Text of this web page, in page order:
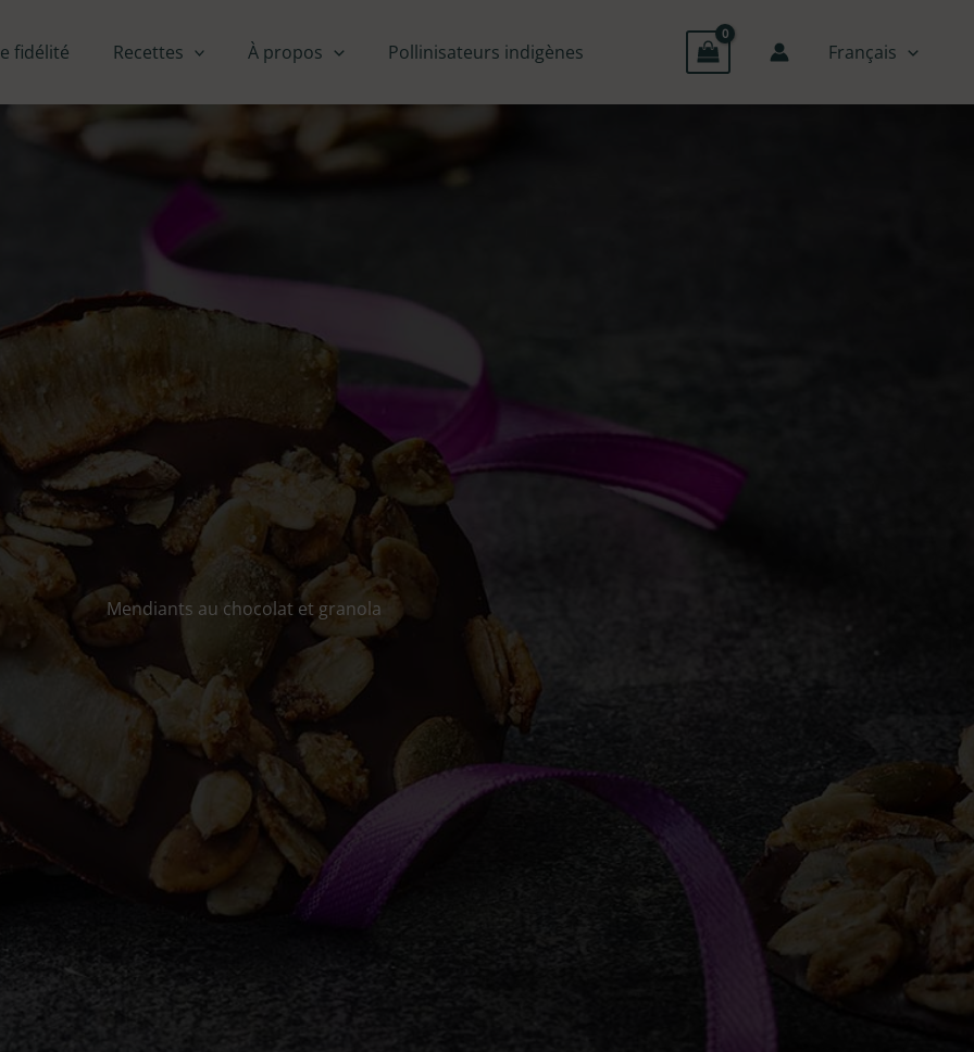
fidélité Recettes À propos Pollinisateurs indigènes Français
Mendiants au chocolat et granola